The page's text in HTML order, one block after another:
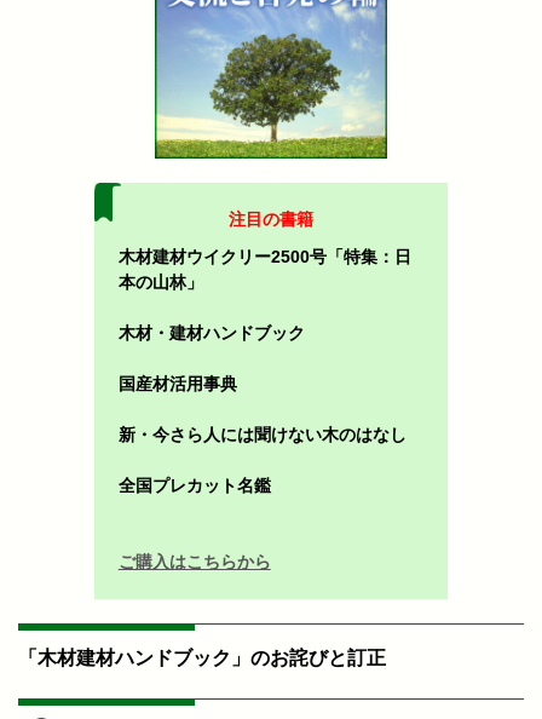
注目の書籍
木材建材ウイクリー2500号「特集：日
本の山林」
木材・建材ハンドブック
国産材活用事典
新・今さら人には聞けない木のはなし
全国プレカット名鑑
ご購入はこちらから
「木材建材ハンドブック」のお詫びと訂正